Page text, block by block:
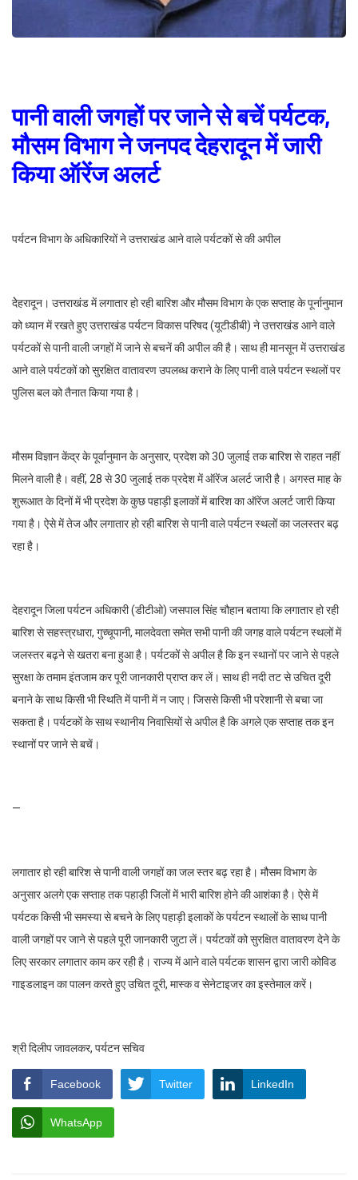
पानी वाली जगहों पर जाने से बचें पर्यटक,
मौसम विभाग ने जनपद देहरादून में जारी
किया ऑरेंज अलर्ट
पर्यटन विभाग के अधिकारियों ने उत्तराखंड आने वाले पर्यटकों से की अपील
देेहरादून। उत्तराखंड में लगातार हो रही बारिश और मौसम विभाग के एक सप्ताह के पूर्नानुमान
को ध्यान में रखते हुए उत्तराखंड पर्यटन विकास परिषद (यूटीडीबी) ने उत्तराखंड आने वाले
पर्यटकों से पानी वाली जगहों में जाने से बचनें की अपील की है। साथ ही मानसून में उत्तराखंड
आने वाले पर्यटकों को सुरक्षित वातावरण उपलब्ध कराने के लिए पानी वाले पर्यटन स्थलों पर
पुलिस बल को तैनात किया गया है।
मौसम विज्ञान केंद्र के पूर्वानुमान के अनुसार, प्रदेश को 30 जुलाई तक बारिश से राहत नहीं
मिलने वाली है। वहीं, 28 से 30 जुलाई तक प्रदेश में ऑरेंज अलर्ट जारी है। अगस्त माह के
शुरूआत के दिनों में भी प्रदेश के कुछ पहाड़ी इलाकों में बारिश का ऑरेंज अलर्ट जारी किया
गया है। ऐसे में तेज और लगातार हो रही बारिश से पानी वाले पर्यटन स्थलों का जलस्तर बढ़
रहा है।
देहरादून जिला पर्यटन अधिकारी (डीटीओ) जसपाल सिंह चौहान बताया कि लगातार हो रही
बारिश से सहस्त्रधारा, गुच्चूपानी, मालदेवता समेत सभी पानी की जगह वाले पर्यटन स्थलों में
जलस्तर बढ़ने से खतरा बना हुआ है। पर्यटकों से अपील है कि इन स्थानों पर जाने से पहले
सुरक्षा के तमाम इंतजाम कर पूरी जानकारी प्राप्त कर लें। साथ ही नदी तट से उचित दूरी
बनाने के साथ किसी भी स्थिति में पानी में न जाए। जिससे किसी भी परेशानी से बचा जा
सकता है। पर्यटकों के साथ स्थानीय निवासियों से अपील है कि अगले एक सप्ताह तक इन
स्थानों पर जाने से बचें।
—
लगातार हो रही बारिश से पानी वाली जगहों का जल स्तर बढ़ रहा है। मौसम विभाग के
अनुसार अलगे एक सप्ताह तक पहाड़ी जिलों में भारी बारिश होने की आशंका है। ऐसे में
पर्यटक किसी भी समस्या से बचने के लिए पहाड़ी इलाकों के पर्यटन स्थालों के साथ पानी
वाली जगहों पर जाने से पहले पूरी जानकारी जुटा लें। पर्यटकों को सुरक्षित वातावरण देने के
लिए सरकार लगातार काम कर रही है। राज्य में आने वाले पर्यटक शासन द्वारा जारी कोविड
गाइडलाइन का पालन करते हुए उचित दूरी, मास्क व सेनेटाइजर का इस्तेमाल करें।
श्री दिलीप जावलकर, पर्यटन सचिव
Facebook Twitter LinkedIn
WhatsApp